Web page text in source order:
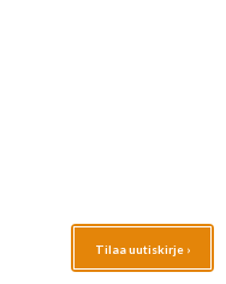
Tilaa uutiskirje ›